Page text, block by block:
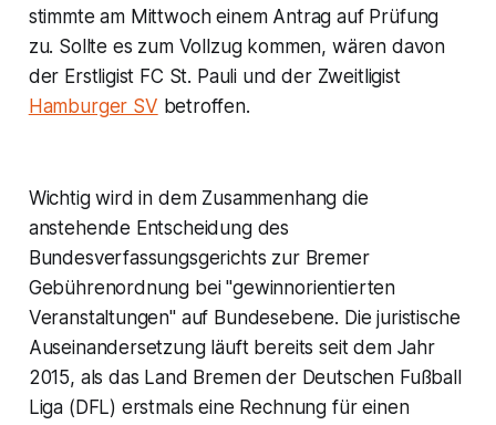
stimmte am Mittwoch einem Antrag auf Prüfung
zu. Sollte es zum Vollzug kommen, wären davon
der Erstligist FC St. Pauli und der Zweitligist
Hamburger SV betroffen.
Wichtig wird in dem Zusammenhang die
anstehende Entscheidung des
Bundesverfassungsgerichts zur Bremer
Gebührenordnung bei "gewinnorientierten
Veranstaltungen" auf Bundesebene. Die juristische
Auseinandersetzung läuft bereits seit dem Jahr
2015, als das Land Bremen der Deutschen Fußball
Liga (DFL) erstmals eine Rechnung für einen